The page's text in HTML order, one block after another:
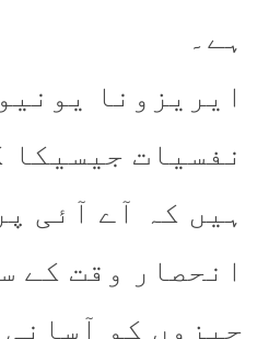
ہے۔
ایریزونا
نفسیات جیسیکا
ہیں کہ آے آئی
انحصار وقت کے
چیزوں کو